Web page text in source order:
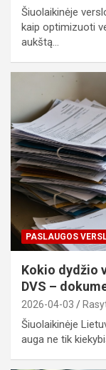
Šiuolaikinėje
kaip optimizuoti
aukštą…
PASLAUGOS
Kokio dydžio
DVS –
2026-04-03
Šiuolaikinėje
auga ne tik